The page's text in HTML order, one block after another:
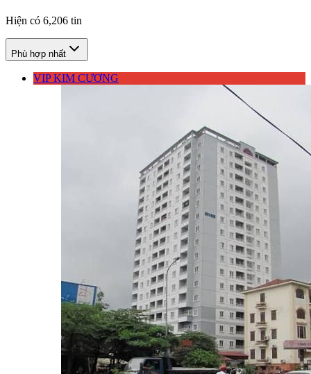
Hiện có 6,206 tin
Phù hợp nhất
VIP KIM CƯƠNG